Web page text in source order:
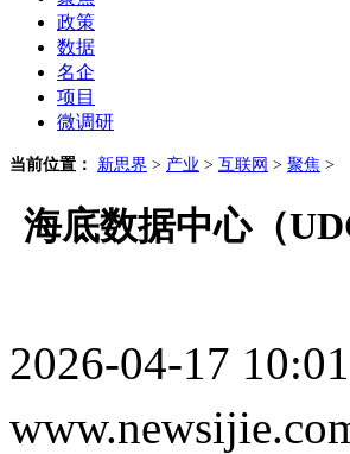
政策
数据
名企
项目
微调研
当前位置： 新思界 > 产业 > 互联网 > 聚焦 >
海底数据中心（
2026-04-17